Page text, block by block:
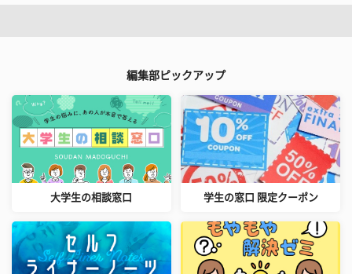
編集部ピックアップ
大学生の相談窓口 学生の窓口 限定クーポン